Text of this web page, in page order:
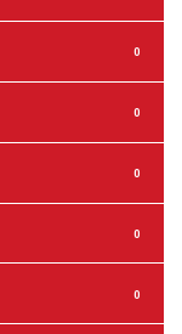
0
0
0
0
0